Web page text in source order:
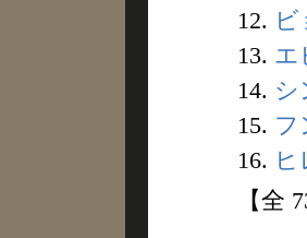
12.
13. エ
14. シ
15. フ
16.
【全